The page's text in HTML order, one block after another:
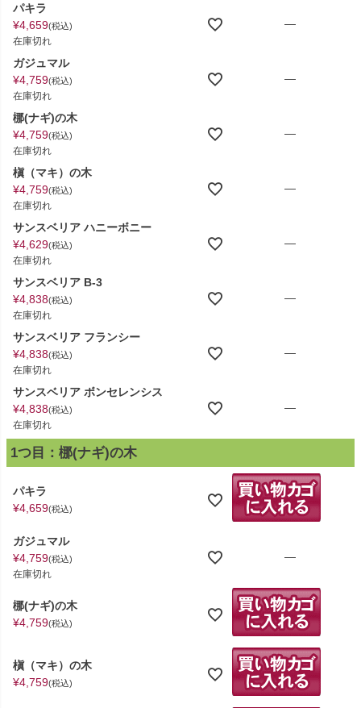
パキラ
¥4,659 税込
在庫切れ
—
ガジュマル
¥4,759 税込
在庫切れ
—
梛(ナギ)の木
¥4,759 税込
在庫切れ
—
槇（マキ）の木
¥4,759 税込
在庫切れ
—
サンスベリア ハニーボニー
¥4,629 税込
在庫切れ
—
サンスベリア B-3
¥4,838 税込
在庫切れ
—
サンスベリア フランシー
¥4,838 税込
在庫切れ
—
サンスベリア ボンセレンシス
¥4,838 税込
在庫切れ
—
1つ目：梛(ナギ)の木
パキラ
¥4,659 税込
ガジュマル
¥4,759 税込
在庫切れ
—
梛(ナギ)の木
¥4,759 税込
槇（マキ）の木
¥4,759 税込